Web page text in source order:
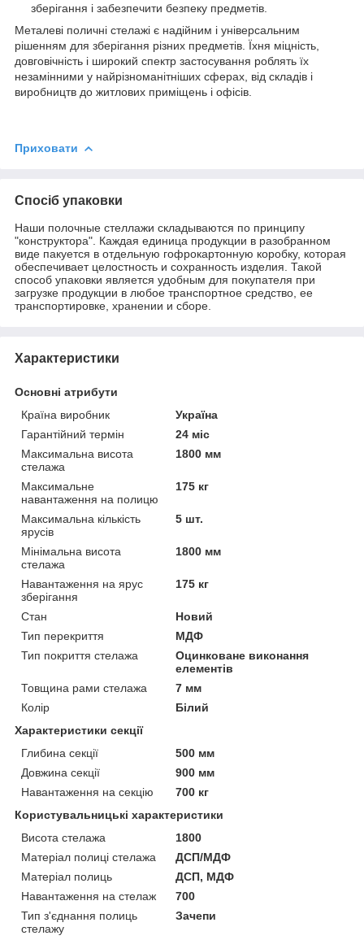
зберігання і забезпечити безпеку предметів.
Металеві поличні стелажі є надійним і універсальним
рішенням для зберігання різних предметів. Їхня міцність,
довговічність і широкий спектр застосування роблять їх
незамінними у найрізноманітніших сферах, від складів і
виробництв до житлових приміщень і офісів.
Приховати
Спосіб упаковки
Наши полочные стеллажи складываются по принципу
"конструктора". Каждая единица продукции в разобранном
виде пакуется в отдельную гофрокартонную коробку, которая
обеспечивает целостность и сохранность изделия. Такой
способ упаковки является удобным для покупателя при
загрузке продукции в любое транспортное средство, ее
транспортировке, хранении и сборе.
Характеристики
Основні атрибути
Країна виробник
Україна
Гарантійний термін
24 міс
Максимальна висота
стелажа
1800 мм
Максимальне
навантаження на полицю
175 кг
Максимальна кількість
ярусів
5 шт.
Мінімальна висота
стелажа
1800 мм
Навантаження на ярус
зберігання
175 кг
Стан
Новий
Тип перекриття
МДФ
Тип покриття стелажа
Оцинковане виконання
елементів
Товщина рами стелажа
7 мм
Колір
Білий
Характеристики секції
Глибина секції
500 мм
Довжина секції
900 мм
Навантаження на секцію
700 кг
Користувальницькі характеристики
Висота стелажа
1800
Матеріал полиці стелажа
ДСП/МДФ
Матеріал полиць
ДСП, МДФ
Навантаження на стелаж
700
Тип з'єднання полиць
стелажу
Зачепи